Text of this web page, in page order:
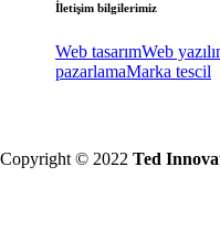
İletişim bilgilerimiz
Web tasarımWeb
pazarlamaMarka tescil
Copyright © 2022 Ted